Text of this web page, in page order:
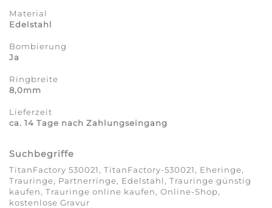
Material
Edelstahl
Bombierung
Ja
Ringbreite
8,0mm
Lieferzeit
ca. 14 Tage nach Zahlungseingang
Suchbegriffe
TitanFactory 530021, TitanFactory-530021, Eheringe,
Trauringe, Partnerringe, Edelstahl, Trauringe günstig
kaufen, Trauringe online kaufen, Online-Shop,
kostenlose Gravur